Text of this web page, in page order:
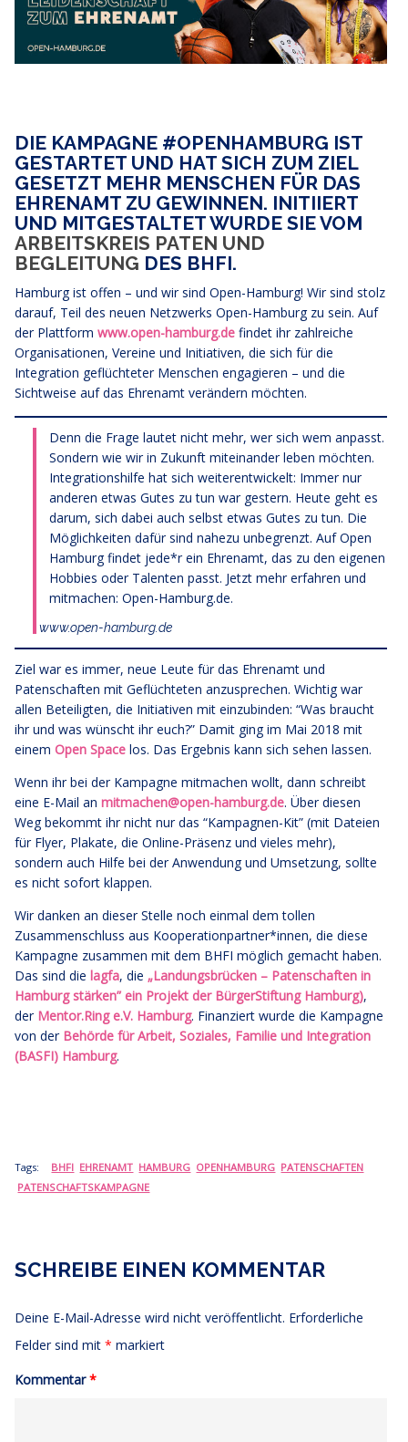
DIE KAMPAGNE #OPENHAMBURG IST
GESTARTET UND HAT SICH ZUM ZIEL
GESETZT MEHR MENSCHEN FÜR DAS
EHRENAMT ZU GEWINNEN. INITIIERT
UND MITGESTALTET WURDE SIE VOM
ARBEITSKREIS PATEN UND
BEGLEITUNG DES BHFI.
Hamburg ist offen – und wir sind Open-Hamburg! Wir sind stolz
darauf, Teil des neuen Netzwerks Open-Hamburg zu sein. Auf
der Plattformwww.open-hamburg.de findet ihr zahlreiche
Organisationen, Vereine und Initiativen, die sich für die
Integration geflüchteter Menschen engagieren – und die
Sichtweise auf das Ehrenamt verändern möchten.
Denn die Frage lautet nicht mehr, wer sich wem anpasst.
Sondern wie wir in Zukunft miteinander leben möchten.
Integrationshilfe hat sich weiterentwickelt: Immer nur
anderen etwas Gutes zu tun war gestern. Heute geht es
darum, sich dabei auch selbst etwas Gutes zu tun. Die
Möglichkeiten dafür sind nahezu unbegrenzt. Auf Open
Hamburg findet jede*r ein Ehrenamt, das zu den eigenen
Hobbies oder Talenten passt. Jetzt mehr erfahren und
mitmachen: Open-Hamburg.de.
www.open-hamburg.de
Ziel war es immer, neue Leute für das Ehrenamt und
Patenschaften mit Geflüchteten anzusprechen. Wichtig war
allen Beteiligten, die Initiativen mit einzubinden: “Was braucht
ihr und was wünscht ihr euch?” Damit ging im Mai 2018 mit
einemOpen Space los. Das Ergebnis kann sich sehen lassen.
Wenn ihr bei der Kampagne mitmachen wollt, dann schreibt
eine E-Mail anmitmachen@open-hamburg.de. Über diesen
Weg bekommt ihr nicht nur das “Kampagnen-Kit” (mit Dateien
für Flyer, Plakate, die Online-Präsenz und vieles mehr),
sondern auch Hilfe bei der Anwendung und Umsetzung, sollte
es nicht sofort klappen.
Wir danken an dieser Stelle noch einmal dem tollen
Zusammenschluss aus Kooperationpartner*innen, die diese
Kampagne zusammen mit dem BHFI möglich gemacht haben.
Das sind die lagfa, die „Landungsbrücken – Patenschaften in
Hamburg stärken” ein Projekt der BürgerStiftung Hamburg),
der Mentor.Ring e.V. Hamburg. Finanziert wurde die Kampagne
von der Behörde für Arbeit, Soziales, Familie und Integration
(BASFI) Hamburg.
Tags: BHFI EHRENAMT HAMBURG OPENHAMBURG PATENSCHAFTEN
PATENSCHAFTSKAMPAGNE
SCHREIBE EINEN KOMMENTAR
Deine E-Mail-Adresse wird nicht veröffentlicht. Erforderliche
Felder sind mit* markiert
Kommentar*